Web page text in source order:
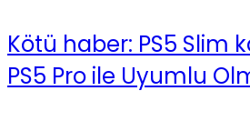
Kötü haber: PS5 Slim
PS5 Pro ile Uyumlu